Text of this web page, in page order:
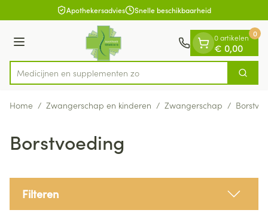
Ga naar de inhoudApothekersadvies Snelle beschikbaarheid
Menu
Product, merk, categorie...
Medicijn Zoek
0 artikelen
€ 0,00
0
Home / Zwangerschap en kinderen / Zwangerschap /
Borstvoeding
Filteren